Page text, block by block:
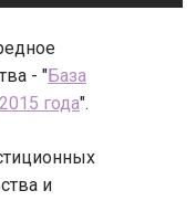
- "База
года".
и